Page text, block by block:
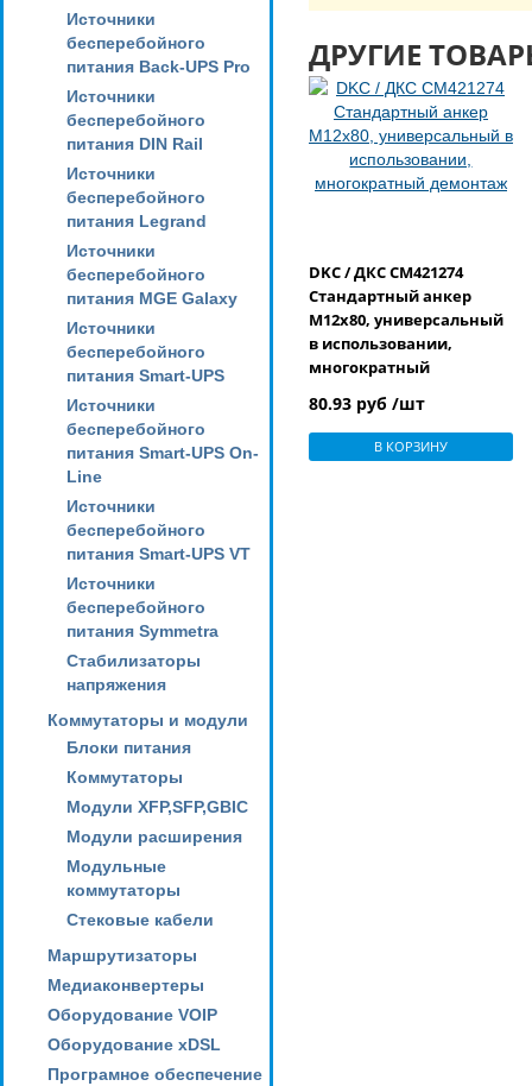
Источники
бесперебойного
питания Back-UPS Pro
Источники
бесперебойного
питания DIN Rail
Источники
бесперебойного
питания Legrand
Источники
бесперебойного
питания MGE Galaxy
Источники
бесперебойного
питания Smart-UPS
Источники
бесперебойного
питания Smart-UPS On-
Line
Источники
бесперебойного
питания Smart-UPS VT
Источники
бесперебойного
питания Symmetra
Стабилизаторы
напряжения
Коммутаторы и модули
Блоки питания
Коммутаторы
Модули XFP,SFP,GBIC
Модули расширения
Модульные
коммутаторы
Стековые кабели
Маршрутизаторы
Медиаконвертеры
Оборудование VOIP
Оборудование xDSL
Програмное обеспечение
ДРУГИЕ
DKC / ДКС CM421274
Стандартный анкер
M12x80, универсальный
в использовании,
многократный
80.93 руб /шт
В КОРЗИНУ